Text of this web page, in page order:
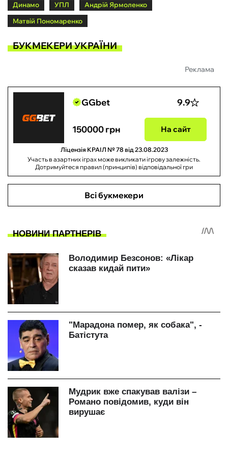
Динамо УПЛ
Андрій Ярмоленко
Матвій Пономаренко
БУКМЕКЕРИ УКРАЇНИ
Реклама
GGbet 9.9
150000 грн На сайт
Ліцензія КРАІЛ № 78 від 23.08.2023
Участь в азартних іграх може викликати ігрову залежність.
Дотримуйтеся правил (принципів) відповідальної гри
Всі букмекери